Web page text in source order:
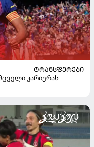
ᲢᲠᲐᲜᲡᲤᲔᲠᲔᲑᲘ
კარიერას